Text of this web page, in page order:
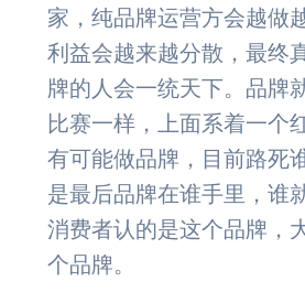
家，纯品牌运营方会越做
利益会越来越分散，最终
牌的人会一统天下。品牌
比赛一样，上面系着一个
有可能做品牌，目前路死
是最后品牌在谁手里，谁
消费者认的是这个品牌，
个品牌。